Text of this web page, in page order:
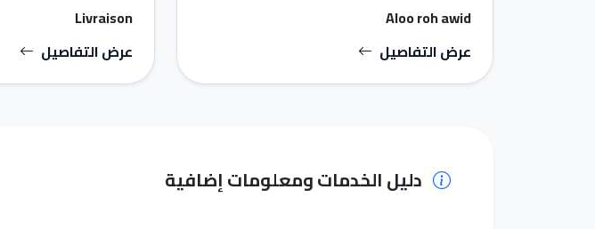
Aloo roh awid
عرض التفاصيل
Livraison
عرض التفاصيل
دليل الخدمات ومعلومات إضافية